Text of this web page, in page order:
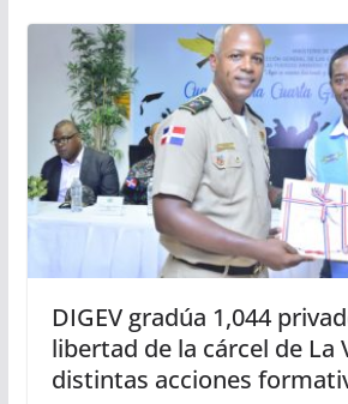
DIGEV gradúa 1,044
libertad de la cárcel de La
distintas acciones